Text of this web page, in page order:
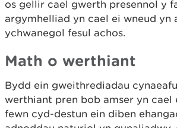
os gellir cael gwerth presennol y
argymhelliad yn cael ei wneud yn
ychwanegol fesul achos.
Math o werthiant
Bydd ein gweithrediadau
werthiant pren bob amser yn cael
fewn cyd-destun ein diben